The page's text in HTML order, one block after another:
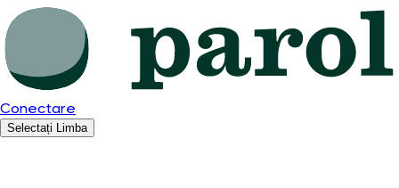
Conectare
Selectați Limba